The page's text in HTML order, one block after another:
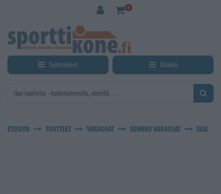
0
Tuotealueet Valikko
ETUSIVU TUOTTEET VARAOSAT SUMEKO VARAOSAT SEAL